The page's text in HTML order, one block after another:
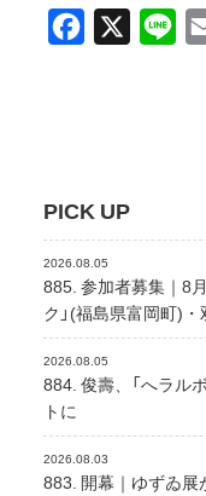
Facebook
X
PICK UP
2026.08.05
885. 参加者募集｜8
ク」(福島県富岡町)
2026.08.05
884. 俊壽、「へラル
トに
2026.08.03
883. 開幕｜ゆずゐ